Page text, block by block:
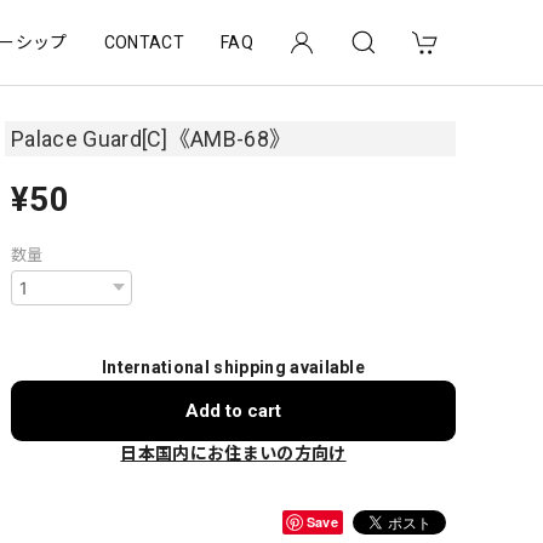
シップ CONTACT FAQ
Palace Guard[C]《AMB-68》
¥50
数量
International shipping available
Add to cart
日本国内にお住まいの方向け
Save